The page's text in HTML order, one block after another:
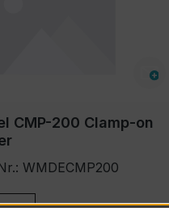
CMP-200 Clamp-on
WMDECMP200